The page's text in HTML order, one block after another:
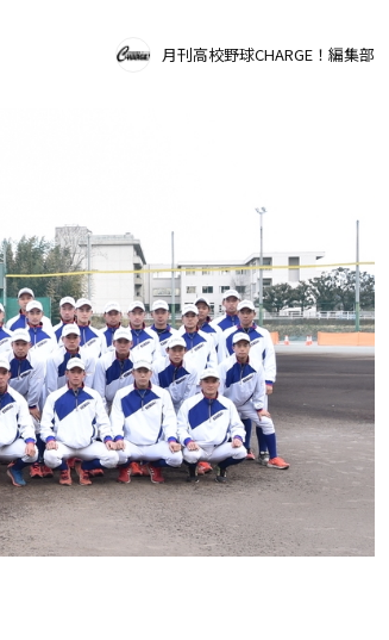
月刊高校野球CHARGE！編集部